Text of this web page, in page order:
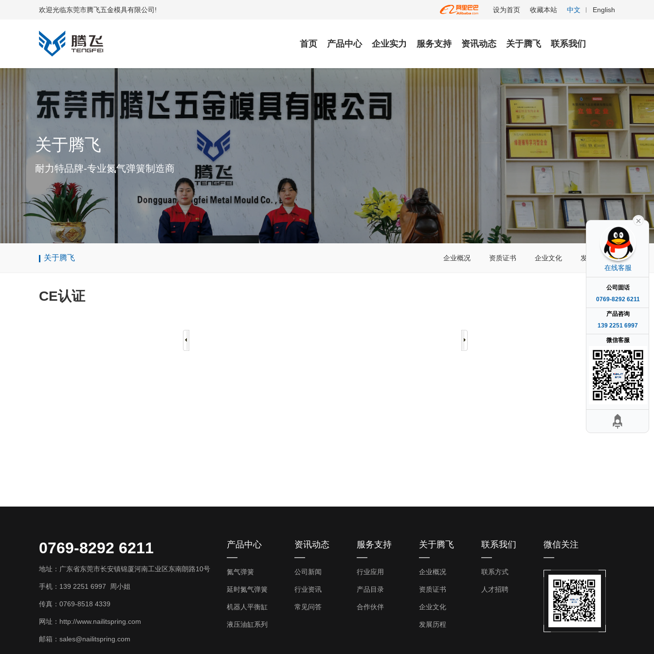
欢迎光临东莞市腾飞五金模具有限公司! 设为首页 收藏本站 中文 English
首页 产品中心 企业实力 服务支持 资讯动态 关于腾飞 联系我们
关于腾飞
耐力特品牌-专业氮气弹簧制造商
关于腾飞 企业概况 资质证书 企业文化 发展历程
CE认证
0769-8292 6211
地址：广东省东莞市长安镇锦厦河南工业区东南朗路10号
手机：139 2251 6997 周小姐
传真：0769-8518 4339
网址：http://www.nailitspring.com
邮箱：sales@nailitspring.com
产品中心
氮气弹簧
延时氮气弹簧
机器人平衡缸
液压油缸系列
资讯动态
公司新闻
行业资讯
常见问答
服务支持
行业应用
产品目录
合作伙伴
关于腾飞
企业概况
资质证书
企业文化
发展历程
联系我们
联系方式
人才招聘
微信关注
在线客服
公司固话
0769-8292 6211
产品咨询
139 2251 6997
微信客服